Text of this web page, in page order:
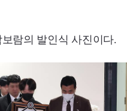
람의 발인식 사진이다.